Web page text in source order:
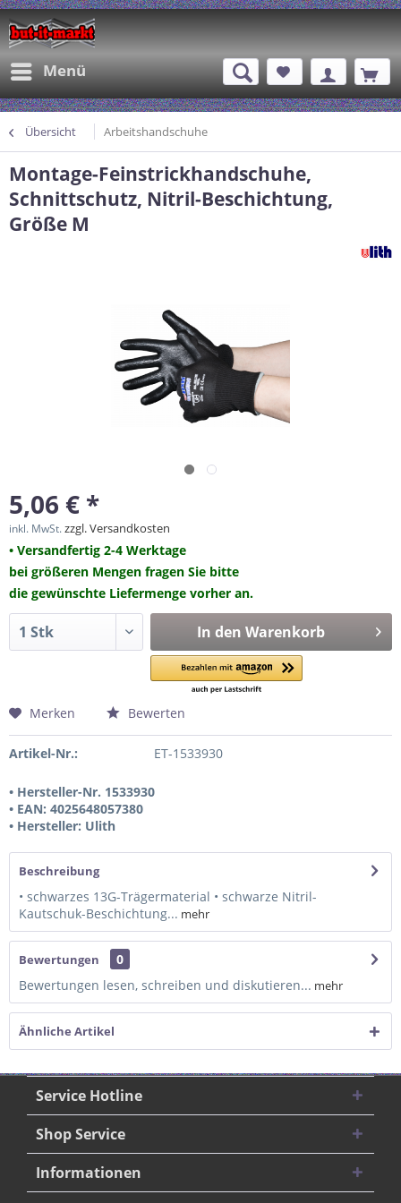
Menü
Übersicht Arbeitshandschuhe
Montage-Feinstrickhandschuhe,
Schnittschutz, Nitril-Beschichtung,
Größe M
5,06 € *
inkl. MwSt.zzgl. Versandkosten
• Versandfertig 2-4 Werktage
bei größeren Mengen fragen Sie bitte
die gewünschte Liefermenge vorher an.
In den Warenkorb
Merken Bewerten
Artikel-Nr.: ET-1533930
• Hersteller-Nr. 1533930
• EAN: 4025648057380
• Hersteller: Ulith
Beschreibung
• schwarzes 13G-Trägermaterial • schwarze Nitril-
Kautschuk-Beschichtung... mehr
Bewertungen
0
Bewertungen lesen, schreiben und diskutieren... mehr
Ähnliche Artikel
Service Hotline
Shop Service
Informationen